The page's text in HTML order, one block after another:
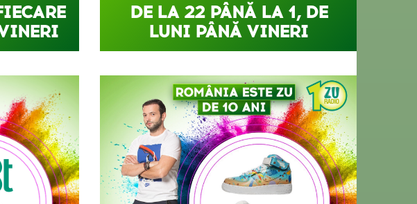
DE LA 22 PÂNĂ LA 1, DE
LUNI PÂNĂ VINERI